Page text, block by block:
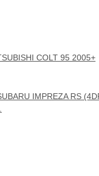
COLT 95 2005+